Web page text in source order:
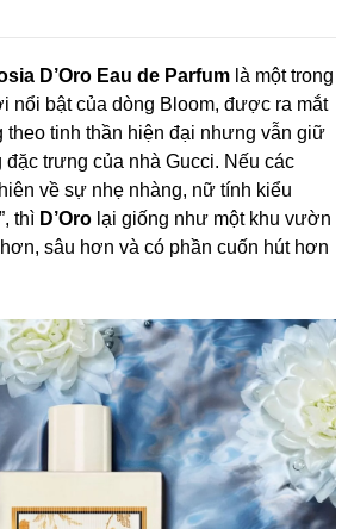
D’Oro Eau de Parfum là một trong
nổi bật của dòng Bloom, được ra mắt
theo tinh thần hiện đại nhưng vẫn giữ
trưng của nhà Gucci. Nếu các
về sự nhẹ nhàng, nữ tính kiểu
thì D’Oro lại giống như một khu vườn
sâu hơn và có phần cuốn hút hơn